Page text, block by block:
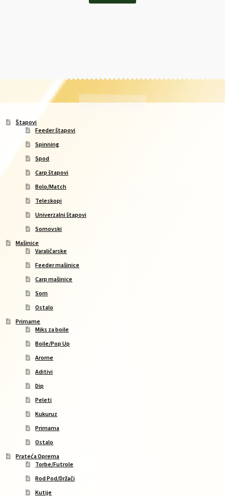
Štapovi
Feeder štapovi
Spinning
Spod
Carp štapovi
Bolo/Match
Teleskopi
Univerzalni štapovi
Somovski
Mašinice
Varaličarske
Feeder mašinice
Carp mašinice
Som
Ostalo
Primame
Miks za boile
Boile/Pop Up
Arome
Aditivi
Dip
Peleti
Kukuruz
Primama
Ostalo
Prateća Oprema
Torbe/Futrole
Rod Pod/Držači
Kutije